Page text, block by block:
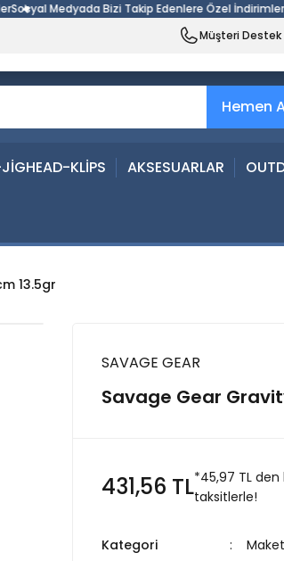
Medyada Bizi Takip Edenlere Özel İndirimler
Müşteri Destek
Hemen
KLİPS AKSESUARLAR
13.5gr
SAVAGE GEAR
Savage Gear
431,56 TL*45,97 TL
taksitlerle!
Kategori